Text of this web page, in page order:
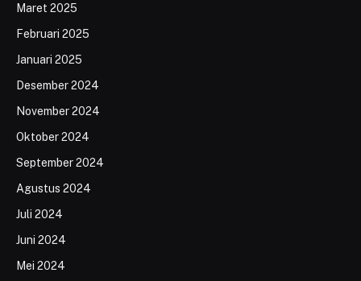
Maret 2025
Februari 2025
Januari 2025
Desember 2024
November 2024
Oktober 2024
September 2024
Agustus 2024
Juli 2024
Juni 2024
Mei 2024